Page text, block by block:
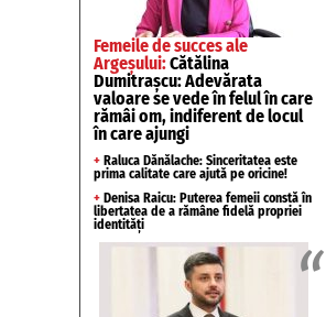
Femeile de succes ale
Argeșului:Cătălina
Dumitrașcu: Adevărata
valoare se vede în felul în care
rămâi om, indiferent de locul
în care ajungi
+ Raluca Dănălache: Sinceritatea este
prima calitate care ajută pe oricine!
+ Denisa Raicu: Puterea femeii constă în
libertatea de a rămâne fidelă propriei
identități